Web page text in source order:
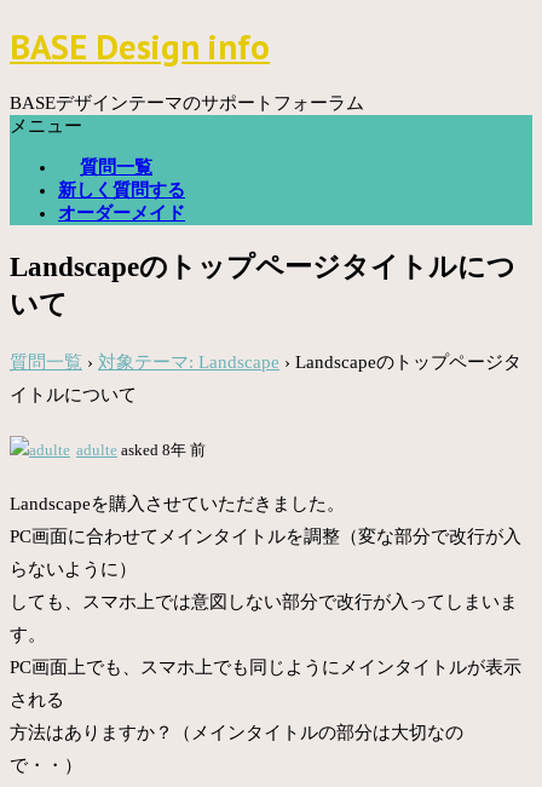
コ
ン
ン
ツ
BASE Design info
BASEデザインテーマのサポートフォーラム
メニュー
質問一覧
新しく質問する
オーダーメイド
Landscapeのトップページタイトルにつ
いて
質問一覧 › 対象テーマ: Landscape › Landscapeのトップページタ
イトルについて
adulte asked 8年 前
Landscapeを購入させていただきました。
PC画面に合わせてメインタイトルを調整（変な部分で改行が入
らないように）
しても、スマホ上では意図しない部分で改行が入ってしまいま
す。
PC画面上でも、スマホ上でも同じようにメインタイトルが表示
される
方法はありますか？（メインタイトルの部分は大切なの
で・・）